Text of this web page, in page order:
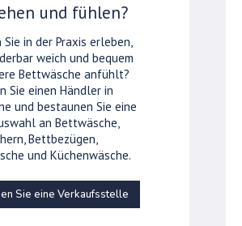
und fühlen?
in der Praxis erleben,
weich und bequem
Bettwäsche anfühlt?
Sie einen Händler in
und bestaunen Sie eine
an Bettwäsche,
Bettbezügen,
und Küchenwäsche.
Sie eine Verkaufsstelle